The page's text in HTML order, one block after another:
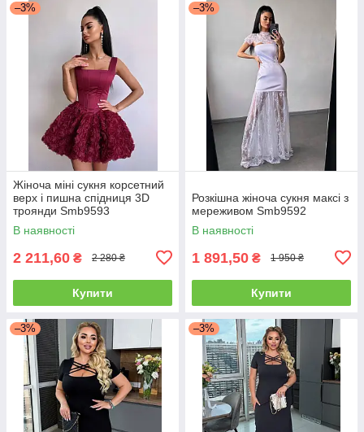
–3%
Жіноча міні сукня корсетний
верх і пишна спідниця 3D
троянди Smb9593
В наявності
2 211,60 ₴ 2 280 ₴
Купити
–3%
Розкішна жіноча сукня максі з
мереживом Smb9592
В наявності
1 891,50 ₴ 1 950 ₴
Купити
–3% –3%